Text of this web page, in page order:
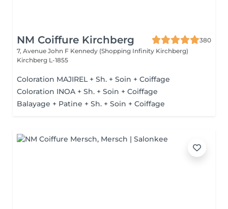
NM Coiffure Kirchberg
380
7, Avenue John F Kennedy (Shopping Infinity Kirchberg)
Kirchberg L-1855
Coloration MAJIREL + Sh. + Soin + Coiffage
Coloration INOA + Sh. + Soin + Coiffage
Balayage + Patine + Sh. + Soin + Coiffage